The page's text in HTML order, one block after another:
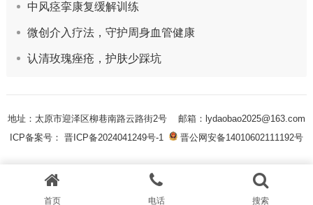
中风痉挛康复缓解训练
微创介入疗法，守护周身血管健康
认清玫瑰痤疮，护肤少踩坑
地址：太原市迎泽区柳巷南路云路街2号 邮箱：lydaobao2025@163.com
ICP备案号： 晋ICP备2024041249号-1
晋公网安备14010602111192号
首页 电话 搜索